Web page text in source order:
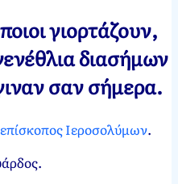
γιορτάζουν,
διασήμων
σαν σήμερα.
Ιεροσολύμων.
.